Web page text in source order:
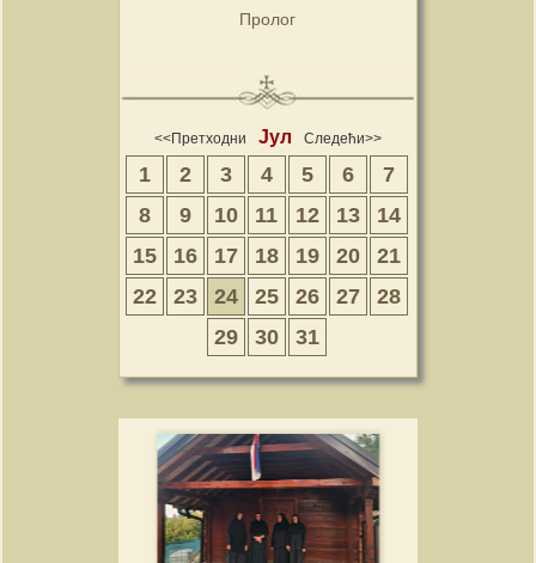
Пролог
<<Претходни Јул Следећи>>
1 2 3 4 5 6
7
8
9 10 11 12 13
14
15
16 17 18 19 20
21
22
23 24 25 26 27
28
29
30 31